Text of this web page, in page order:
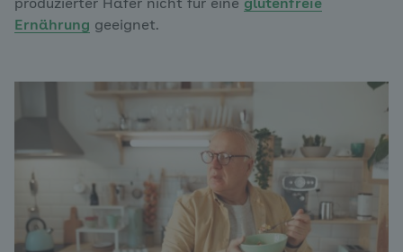
produzierter Hafer nicht für eine glutenfreie
Ernährung geeignet.